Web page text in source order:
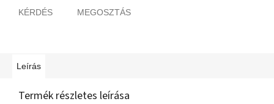
KÉRDÉS MEGOSZTÁS
Leírás
Termék részletes leírása